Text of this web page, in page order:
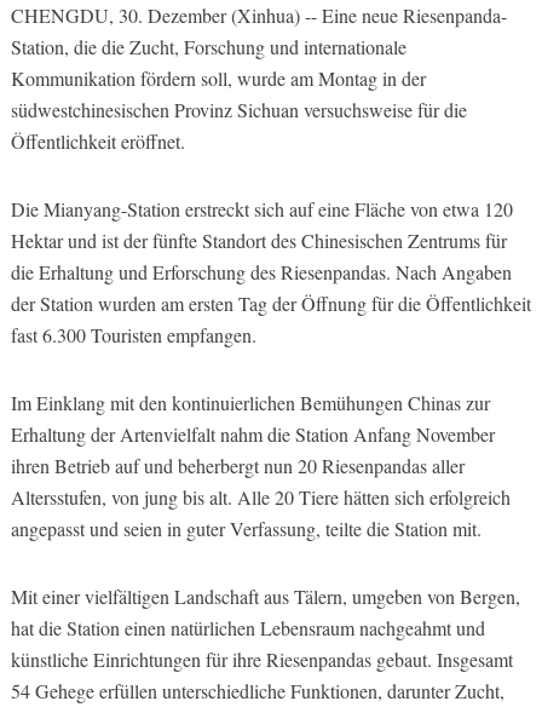
CHENGDU, 30. Dezember (Xinhua) -- Eine neue Riesenpanda-
Station, die die Zucht, Forschung und internationale
Kommunikation fördern soll, wurde am Montag in der
südwestchinesischen Provinz Sichuan versuchsweise für die
Öffentlichkeit eröffnet.
Die Mianyang-Station erstreckt sich auf eine Fläche von etwa 120
Hektar und ist der fünfte Standort des Chinesischen Zentrums für
die Erhaltung und Erforschung des Riesenpandas. Nach Angaben
der Station wurden am ersten Tag der Öffnung für die Öffentlichkeit
fast 6.300 Touristen empfangen.
Im Einklang mit den kontinuierlichen Bemühungen Chinas zur
Erhaltung der Artenvielfalt nahm die Station Anfang November
ihren Betrieb auf und beherbergt nun 20 Riesenpandas aller
Altersstufen, von jung bis alt. Alle 20 Tiere hätten sich erfolgreich
angepasst und seien in guter Verfassung, teilte die Station mit.
Mit einer vielfältigen Landschaft aus Tälern, umgeben von Bergen,
hat die Station einen natürlichen Lebensraum nachgeahmt und
künstliche Einrichtungen für ihre Riesenpandas gebaut. Insgesamt
54 Gehege erfüllen unterschiedliche Funktionen, darunter Zucht,